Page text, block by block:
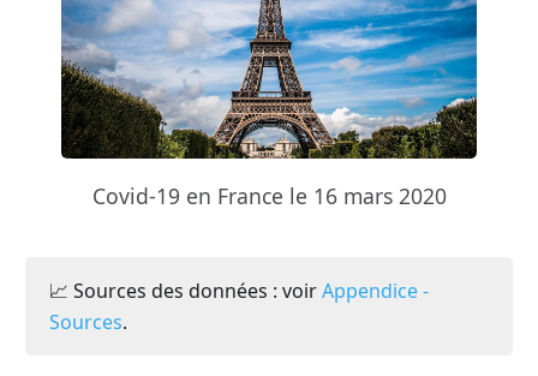
Covid-19 en France le 16 mars 2020
📈 Sources des données : voirAppendice -
Sources.